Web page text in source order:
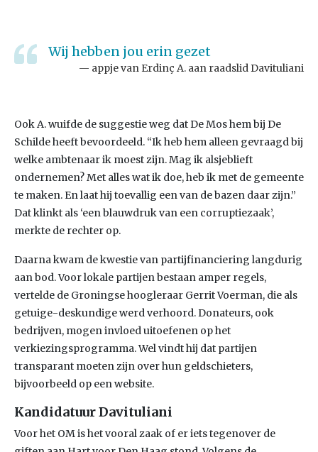
Wij hebben jou erin gezet
appje van Erdinç A. aan raadslid Davituliani
Ook A. wuifde de suggestie weg dat De Mos hem bij De
Schilde heeft bevoordeeld. “Ik heb hem alleen gevraagd bij
welke ambtenaar ik moest zijn. Mag ik alsjeblieft
ondernemen? Met alles wat ik doe, heb ik met de gemeente
te maken. En laat hij toevallig een van de bazen daar zijn.”
Dat klinkt als ‘een blauwdruk van een corruptiezaak’,
merkte de rechter op.
Daarna kwam de kwestie van partijfinanciering langdurig
aan bod. Voor lokale partijen bestaan amper regels,
vertelde de Groningse hoogleraar Gerrit Voerman, die als
getuige-deskundige werd verhoord. Donateurs, ook
bedrijven, mogen invloed uitoefenen op het
verkiezingsprogramma. Wel vindt hij dat partijen
transparant moeten zijn over hun geldschieters,
bijvoorbeeld op een website.
Kandidatuur Davituliani
Voor het OM is het vooral zaak of er iets tegenover de